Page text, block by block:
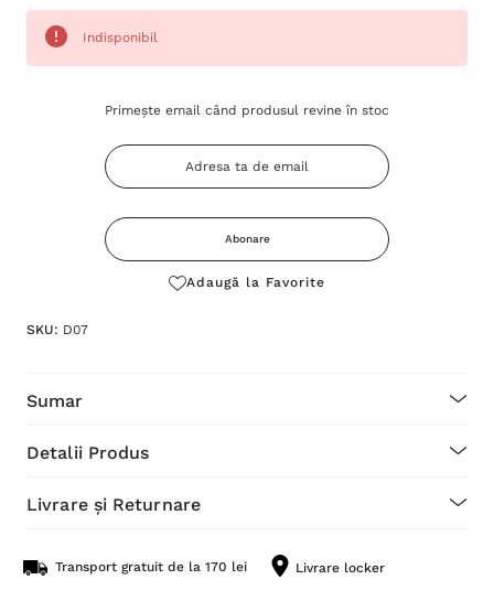
Indisponibil
Primește email când produsul revine în stoc
Abonare
Adaugă la Favorite
SKU: D07
Sumar
Detalii Produs
Livrare și Returnare
Transport gratuit de la 170 lei Livrare locker